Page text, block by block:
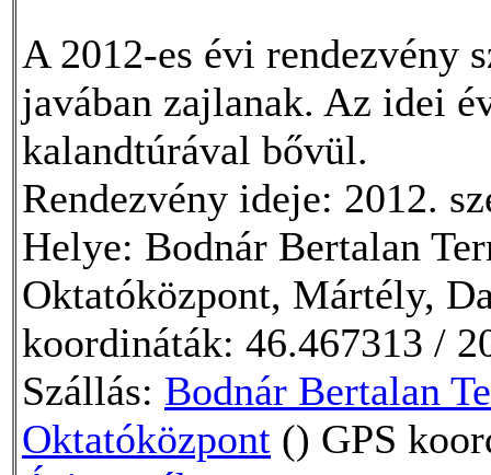
A 2012-es évi rendezvény
javában zajlanak. Az idei
kalandtúrával bővül.
Rendezvény ideje: 2012.
Helye: Bodnár Bertalan
Oktatóközpont, Mártély,
koordináták: 46.467313 /
Szállás: Bodnár Bertalan
Oktatóközpont () GPS